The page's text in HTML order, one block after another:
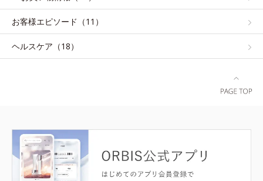
お客様エピソード（11）
ヘルスケア（18）